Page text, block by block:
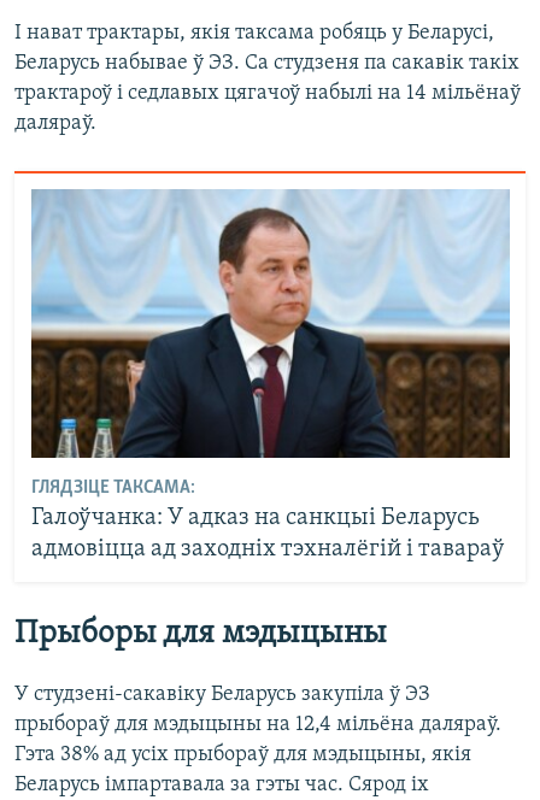
І нават трактары, якія таксама робяць у Беларусі,
Беларусь набывае ў ЭЗ. Са студзеня па сакавік такіх
трактароў і седлавых цягачоў набылі на 14 мільёнаў
даляраў.
ГЛЯДЗІЦЕ ТАКСАМА:
Галоўчанка: У адказ на санкцыі Беларусь
адмовіцца ад заходніх тэхналёгій і тавараў
Прыборы для мэдыцыны
У студзені-сакавіку Беларусь закупіла ў ЭЗ
прыбораў для мэдыцыны на 12,4 мільёна даляраў.
Гэта 38% ад усіх прыбораў для мэдыцыны, якія
Беларусь імпартавала за гэты час. Сярод іх